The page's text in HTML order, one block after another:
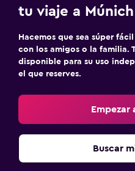
tu viaje a Múnich
Hacemos que sea súper
con los amigos o la familia.
disponible para su uso
el que reserves.
Empezar
Buscar